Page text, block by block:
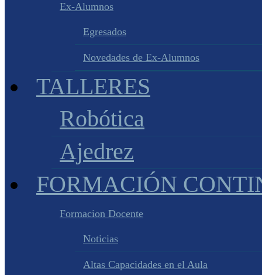
Ex-Alumnos
Egresados
Novedades de Ex-Alumnos
TALLERES
Robótica
Ajedrez
FORMACIÓN
Formacion Docente
Noticias
Altas Capacidades en el Aula